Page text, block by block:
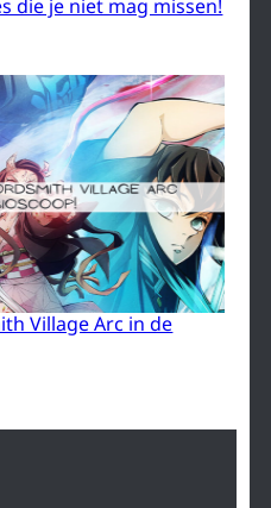
die je niet mag missen!
Village Arc in de